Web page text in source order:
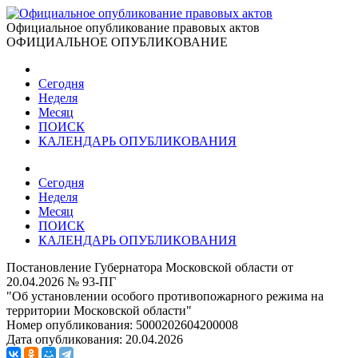
Официальное опубликование правовых актов
ОФИЦИАЛЬНОЕ ОПУБЛИКОВАНИЕ
Сегодня
Неделя
Месяц
ПОИСК
КАЛЕНДАРЬ ОПУБЛИКОВАНИЯ
Сегодня
Неделя
Месяц
ПОИСК
КАЛЕНДАРЬ ОПУБЛИКОВАНИЯ
Постановление Губернатора Московской области от
20.04.2026 № 93-ПГ
"Об установлении особого противопожарного режима на
территории Московской области"
Номер опубликования: 5000202604200008
Дата опубликования: 20.04.2026